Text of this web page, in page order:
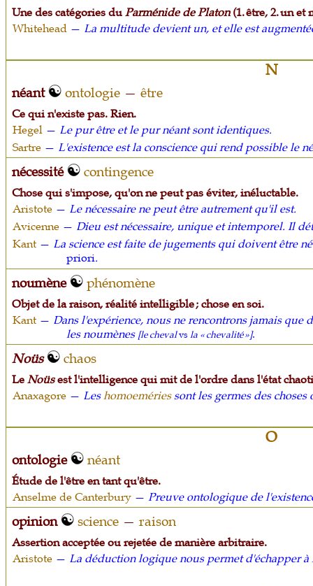
Une des catégories du Parménide de Platon(1. être, 2. un et
Whitehead — La multitude devient un, et elle est
N
néant ontologie — être
Ce qui n'existe pas. Rien.
Hegel — Le pur être et le pur néant sont identiques.
Sartre— L'existence est la conscience qui rend possible le
nécessité contingence
Chose qui s'impose, qu'on ne peut pas éviter, inéluctable.
Aristote— Le nécessaire ne peut être autrement qu'il est.
Avicenne— Dieu est nécessaire, unique et intemporel. Il
Kant— La science est faite de jugements qui doivent être
priori.
noumène phénomène
Objet de la raison, réalité intelligible ; chose en soi.
Kant— Dans l'expérience, nous ne rencontrons jamais que
les noumènes [le chevalvs la « chevalité »].
Noüs chaos
Le Noüsest l'intelligence qui mit de l'ordre dans l'état
Anaxagore— Les homoemériessont les germes des
O
ontologie néant
Étude de l'être en tant qu'être.
Anselme de Canterbury— Preuve ontologique de
opinion science — raison
Assertion acceptée ou rejetée de manière arbitraire.
Aristote— La déduction logique nous permet d'échapper